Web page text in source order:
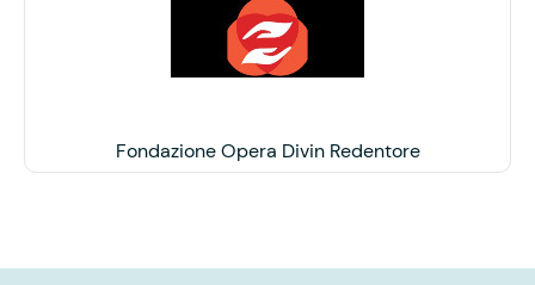
Fondazione Opera Divin Redentore